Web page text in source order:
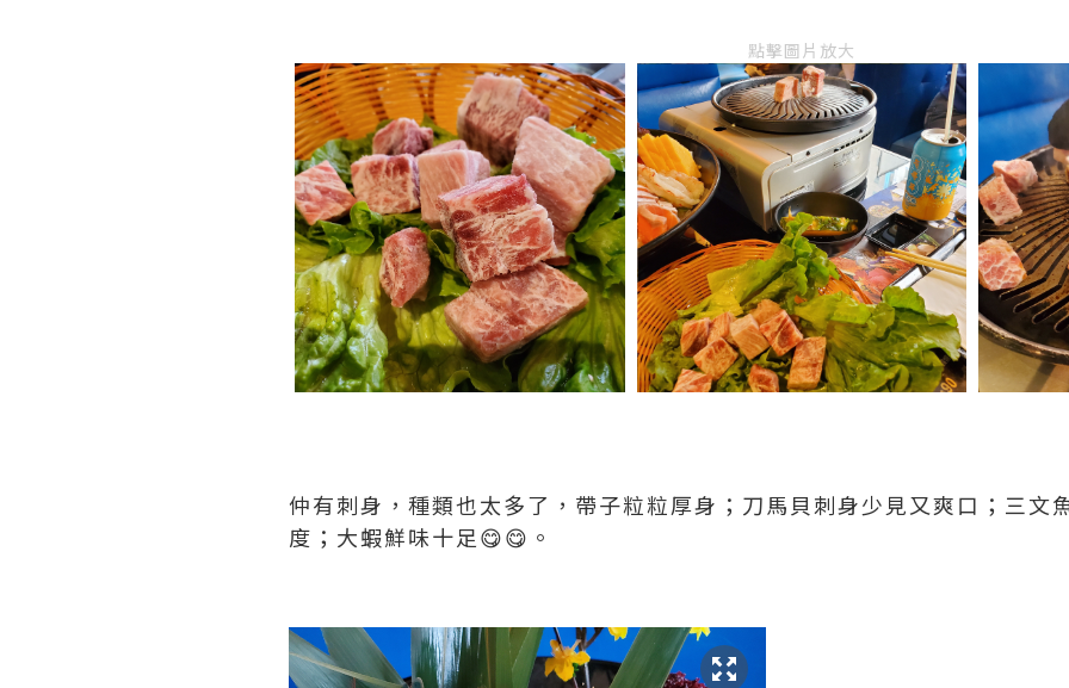
點擊圖片放大
仲有刺身，種類也太多了，帶子粒粒厚身；刀馬貝刺身少見又爽口；三文
度；大蝦鮮味十足😋😋。